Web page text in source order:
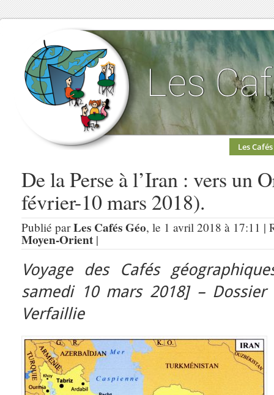
Les Cafés
De la Perse à l’Iran : vers un
février-10 mars 2018).
Publié parLes Cafés Géo, le 1 avril 2018 à 17:11 |
Moyen-Orient |
Voyage des Cafés
samedi 10 mars 2018] –
Verfaillie